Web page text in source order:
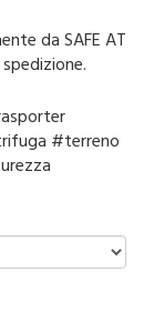
da SAFE AT
#terreno